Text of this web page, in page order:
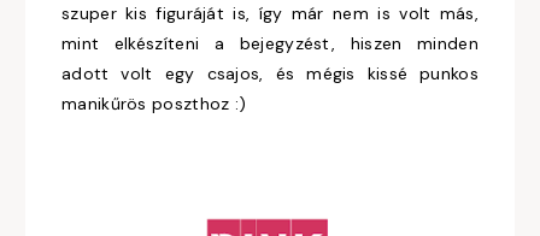
szuper kis figuráját is, így már nem is volt más,
mint elkészíteni a bejegyzést, hiszen minden
adott volt egy csajos, és mégis kissé punkos
manikűrös poszthoz :)